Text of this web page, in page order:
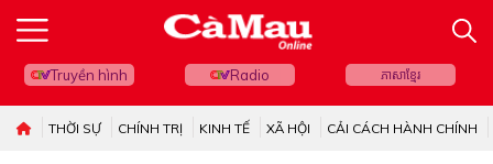
Truyền hình Radio ភាសាខ្មែរ
THỜI SỰ CHÍNH TRỊ KINH TẾ XÃ HỘI CẢI CÁCH HÀNH CHÍNH